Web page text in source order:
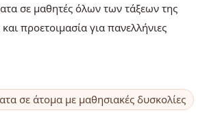
σε μαθητές όλων των τάξεων της
προετοιμασία για πανελλήνιες
σε άτομα με μαθησιακές δυσκολίες